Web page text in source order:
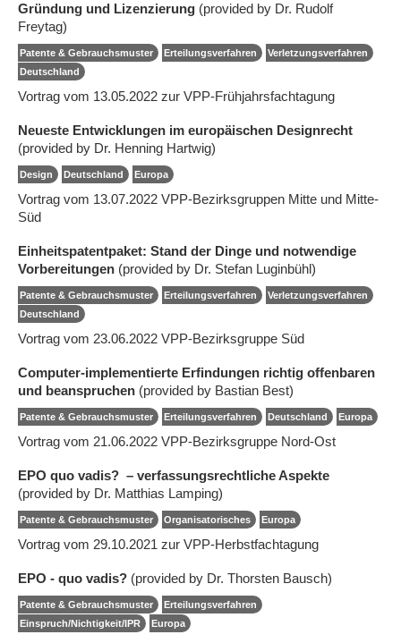
Gründung und Lizenzierung (provided by Dr. Rudolf
Freytag)
Patente & Gebrauchsmuster Erteilungsverfahren
Verletzungsverfahren
Deutschland
Vortrag vom 13.05.2022 zur VPP-Frühjahrsfachtagung
Neueste Entwicklungen im europäischen Designrecht
(provided by Dr. Henning Hartwig)
Design Deutschland Europa
Vortrag vom 13.07.2022 VPP-Bezirksgruppen Mitte und Mitte-
Süd
Einheitspatentpaket: Stand der Dinge und notwendige
Vorbereitungen (provided by Dr. Stefan Luginbühl)
Patente & Gebrauchsmuster Erteilungsverfahren
Verletzungsverfahren
Deutschland
Vortrag vom 23.06.2022 VPP-Bezirksgruppe Süd
Computer-implementierte Erfindungen richtig offenbaren
und beanspruchen (provided by Bastian Best)
Patente & Gebrauchsmuster Erteilungsverfahren Deutschland Europa
Vortrag vom 21.06.2022 VPP-Bezirksgruppe Nord-Ost
EPO quo vadis? – verfassungsrechtliche Aspekte
(provided by Dr. Matthias Lamping)
Patente & Gebrauchsmuster Organisatorisches Europa
Vortrag vom 29.10.2021 zur VPP-Herbstfachtagung
EPO - quo vadis? (provided by Dr. Thorsten Bausch)
Patente & Gebrauchsmuster
Erteilungsverfahren
Einspruch/Nichtigkeit/IPR
Europa